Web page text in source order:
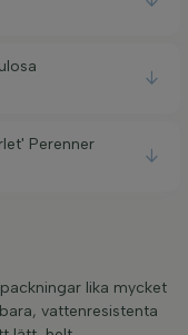
Perenner
lika mycket
vattenresistenta